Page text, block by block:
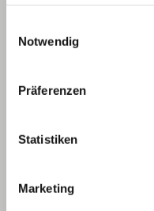
Notwendig
Präferenzen
Statistiken
Marketing